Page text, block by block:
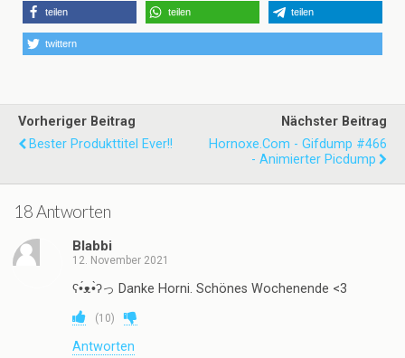
teilen teilen teilen
twittern
Vorheriger Beitrag
Bester Produkttitel Ever!!
Nächster Beitrag
Hornoxe.com - Gifdump #466
- Animierter Picdump
18 Antworten
Blabbi
12. November 2021
ʕ•́ᴥ•̀ʔっ Danke Horni. Schönes Wochenende <3
(10)
Antworten